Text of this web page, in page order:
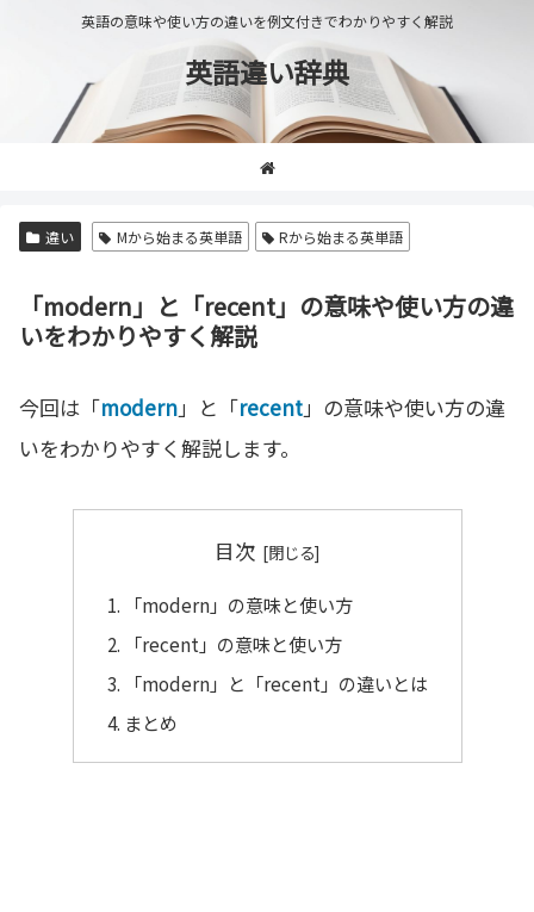
英語の意味や使い方の違いを例文付きでわかりやすく解説
英語違い辞典
違い Mから始まる英単語 Rから始まる英単語
「modern」と「recent」の意味や使い方の違
いをわかりやすく解説
今回は「modern」と「recent」の意味や使い方の違
いをわかりやすく解説します。
目次
「modern」の意味と使い方
「recent」の意味と使い方
「modern」と「recent」の違いとは
まとめ